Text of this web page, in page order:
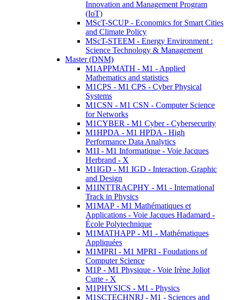
Innovation and Management Program
(IoT)
MScT-SCUP - Economics for Smart Cities
and Climate Policy
MScT-STEEM - Energy Environment :
Science Technology & Management
Master (DNM)
M1APPMATH - M1 - Applied
Mathematics and statistics
M1CPS - M1 CPS - Cyber Physical
Systems
M1CSN - M1 CSN - Computer Science
for Networks
M1CYBER - M1 Cyber - Cybersecurity
M1HPDA - M1 HPDA - High
Performance Data Analytics
M1I - M1 Informatique - Voie Jacques
Herbrand - X
M1IGD - M1 IGD - Interaction, Graphic
and Design
M1INTTRACPHY - M1 - International
Track in Physics
M1MAP - M1 Mathématiques et
Applications - Voie Jacques Hadamard -
École Polytechnique
M1MATHAPP - M1 - Mathématiques
Appliquées
M1MPRI - M1 MPRI - Foudations of
Computer Science
M1P - M1 Physique - Voie Irène Joliot
Curie - X
M1PHYSICS - M1 - Physics
M1SCTECHNRJ - M1 - Sciences and